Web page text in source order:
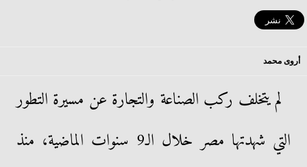
أروى محمد
لم يتخلف ركب الصناعة والتجارة عن مسيرة التطور
التي شهدتها مصر خلال الـ9 سنوات الماضية، منذ